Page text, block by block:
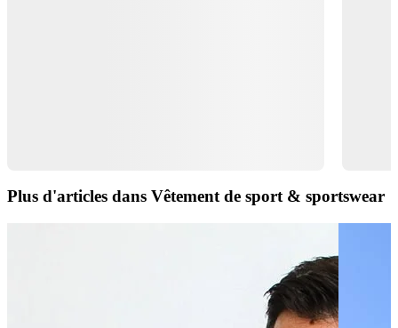
Plus d'articles dans Vêtement de sport & sportswear